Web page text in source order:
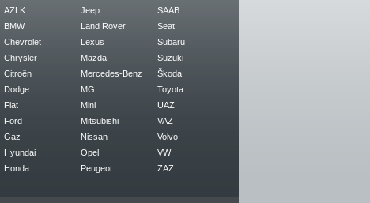
AZLK
BMW
Chevrolet
Chrysler
Citroën
Dodge
Fiat
Ford
Gaz
Hyundai
Honda
Jeep
Land Rover
Lexus
Mazda
Mercedes-Benz
MG
Mini
Mitsubishi
Nissan
Opel
Peugeot
SAAB
Seat
Subaru
Suzuki
Škoda
Toyota
UAZ
VAZ
Volvo
VW
ZAZ